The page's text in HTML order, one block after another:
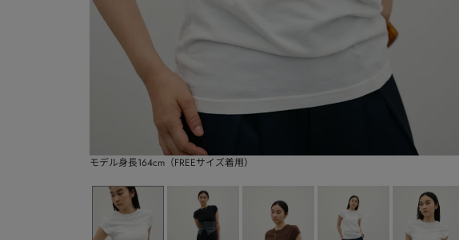
モデル身長164cm（FREEサイズ着用）